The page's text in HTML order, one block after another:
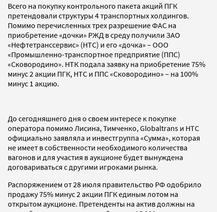
Всего на покупку контрольного пакета акций ПГК
претендовали структуры 4 транспортных холдингов.
Помимо перечисленных трех разрешение ФАС на
приобретение «дочки» РЖД в среду получили ЗАО
«Нефтетранссервис» (НТС) и его «дочка» – ООО
«Промышленно-транспортное предприятие (ППС)
«Сковородино». НТК подала заявку на приобретение 75%
минус 2 акции ПГК, НТС и ППС «Сковородино» – на 100%
минус 1 акцию.
До сегодняшнего дня о своем интересе к покупке
оператора помимо Лисина, Тимченко, Globaltrans и НТС
официально заявляла и инвестгруппа «Сумма», которая
не имеет в собственности необходимого количества
вагонов и для участия в аукционе будет вынуждена
договариваться с другими игроками рынка.
Распоряжением от 28 июля правительство РФ одобрило
продажу 75% минус 2 акции ПГК единым лотом на
открытом аукционе. Претенденты на актив должны на